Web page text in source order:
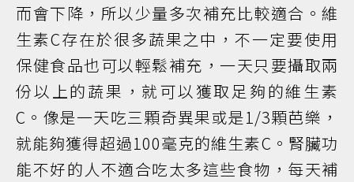
而會下降，所以少量多次補充比較適合。維
生素C存在於很多蔬果之中，不一定要使用
保健食品也可以輕鬆補充，一天只要攝取兩
份以上的蔬果，就可以獲取足夠的維生素
C。像是一天吃三顆奇異果或是1/3顆芭樂，
就能夠獲得超過100毫克的維生素C。腎臟功
能不好的人不適合吃太多這些食物，每天補